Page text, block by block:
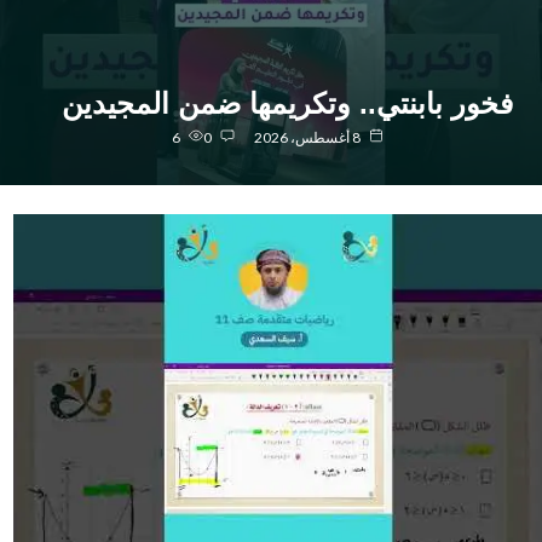
فخور بابنتي.. وتكريمها ضمن المجيدين
6